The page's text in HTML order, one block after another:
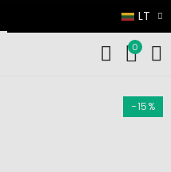
LT
0
−15%